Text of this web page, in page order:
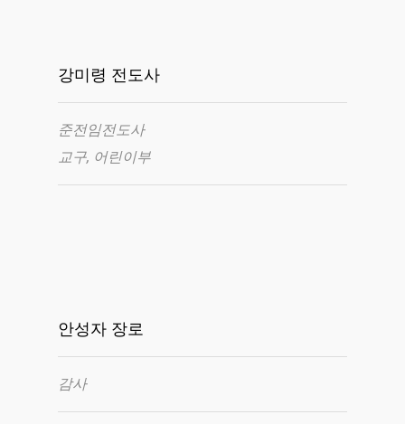
강미령 전도사
준전임전도사
교구, 어린이부
안성자 장로
감사